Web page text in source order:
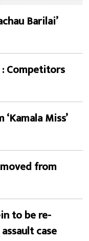
Barilai’
: Competitors
Miss’
from
to be re-
case